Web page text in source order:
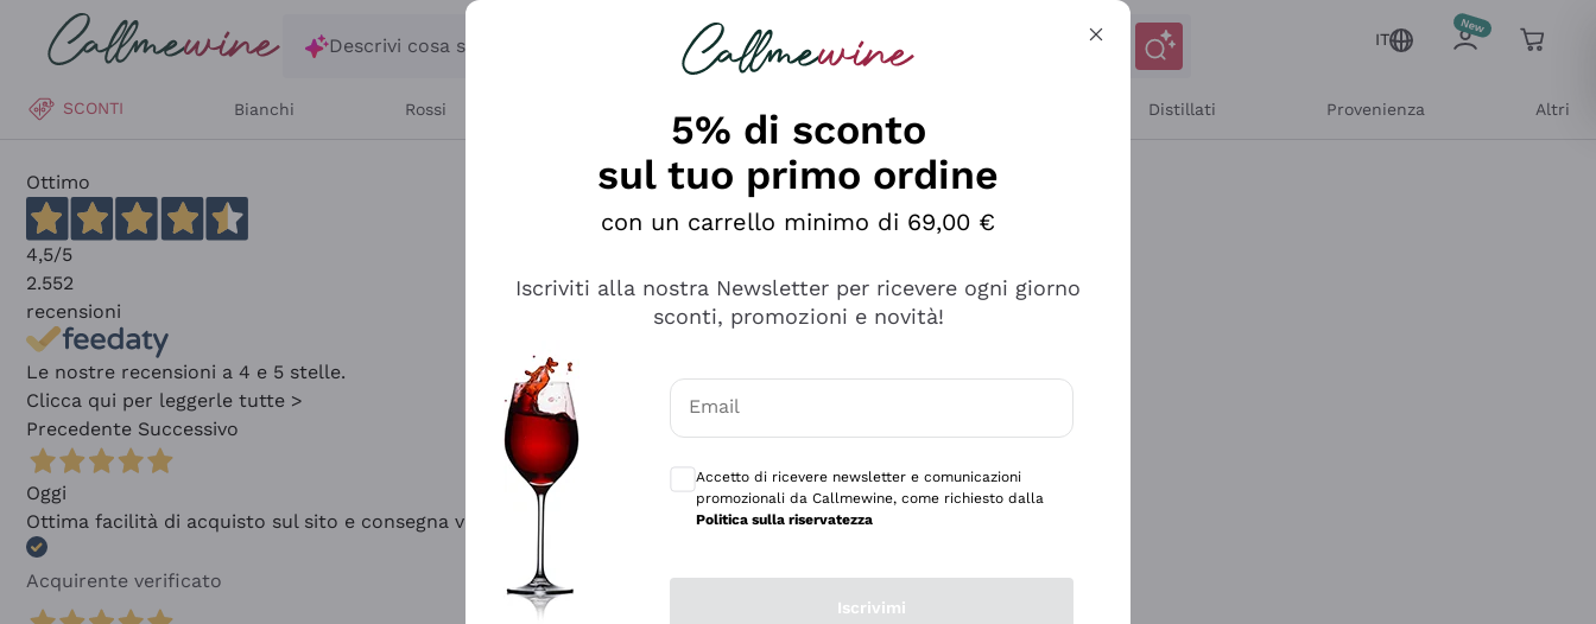
Salta al contenuto principale
Descrivi cosa stai cercando
IT
SCONTI Bianchi Rossi Distillati Provenienza Altri
Ottimo
4,5/5
2.552
recensioni
Le nostre recensioni a 4 e 5 stelle.
Clicca qui per leggerle tutte >
Precedente Successivo
Oggi
Ottima facilità di acquisto sul sito e consegna velocissima
Acquirente verificato
5% di sconto
sul tuo primo ordine
con un carrello minimo di 69,00 €
Iscriviti alla nostra Newsletter per ricevere ogni giorno
sconti, promozioni e novità!
Email
Accetto di ricevere newsletter e comunicazioni
promozionali da Callmewine, come richiesto dalla
Politica sulla riservatezza
Iscrivimi